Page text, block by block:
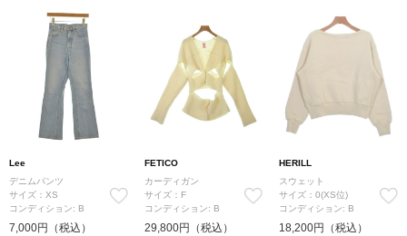
Lee
デニムパンツ
サイズ：XS
コンディション: B
7,000円（税込）
FETICO
カーディガン
サイズ：F
コンディション: B
29,800円（税込）
HERILL
スウェット
サイズ：0(XS位)
コンディション: B
18,200円（税込）